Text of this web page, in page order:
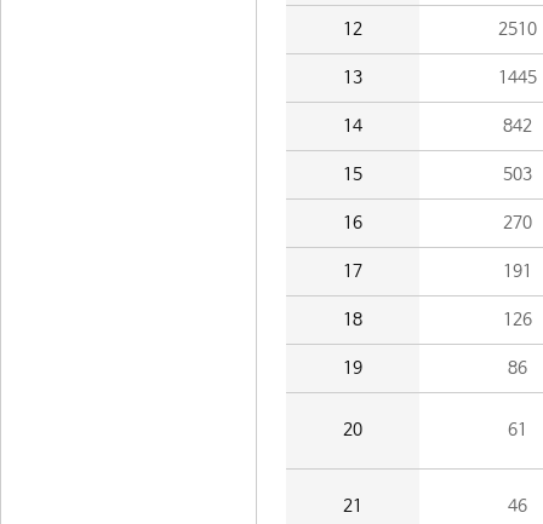
12 2510
13 1445
14 842
15 503
16 270
17 191
18 126
19 86
20 61
21 46